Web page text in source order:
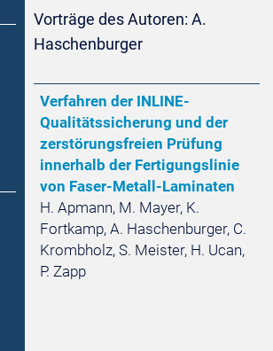
Vorträge des Autoren: A.
Haschenburger
Verfahren der INLINE-
Qualitätssicherung und der
zerstörungsfreien Prüfung
innerhalb der Fertigungslinie
von Faser-Metall-Laminaten
H. Apmann, M. Mayer, K.
Fortkamp, A. Haschenburger, C.
Krombholz, S. Meister, H. Ucan,
P. Zapp